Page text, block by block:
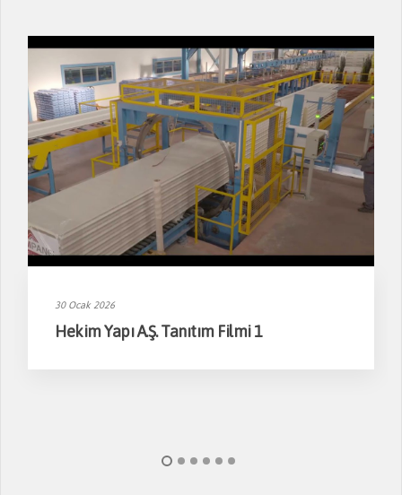
30 Ocak 2026
Hekim Yapı A.Ş. Tanıtım Filmi 1